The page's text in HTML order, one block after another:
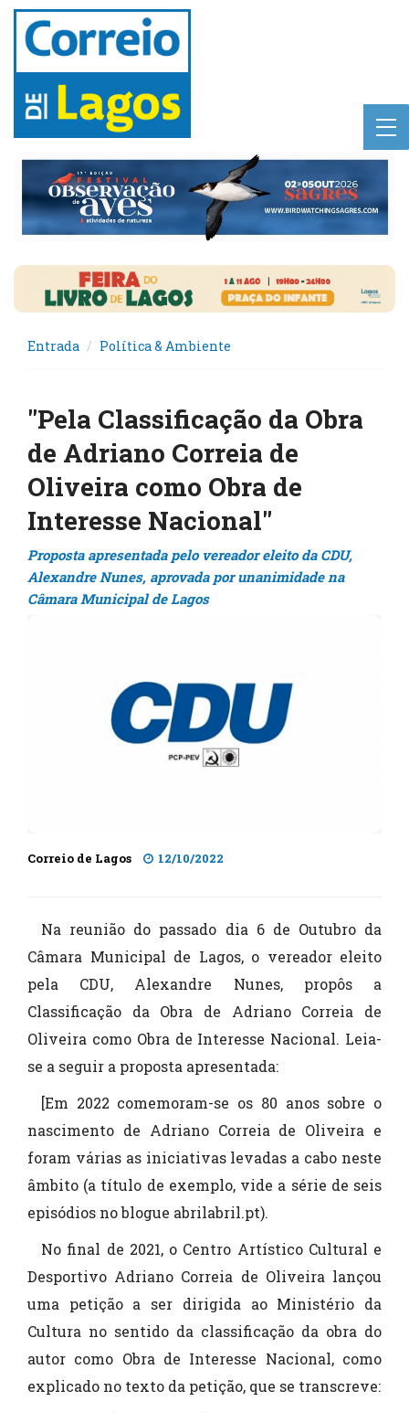
Entrada Política & Ambiente
"Pela Classificação da Obra
de Adriano Correia de
Oliveira como Obra de
Interesse Nacional"
Proposta apresentada pelo vereador eleito da CDU,
Alexandre Nunes, aprovada por unanimidade na
Câmara Municipal de Lagos
Correio de Lagos 12/10/2022
Na reunião do passado dia 6 de Outubro da
Câmara Municipal de Lagos, o vereador eleito
pela CDU, Alexandre Nunes, propôs a
Classificação da Obra de Adriano Correia de
Oliveira como Obra de Interesse Nacional. Leia-
se a seguir a proposta apresentada:
[Em 2022 comemoram-se os 80 anos sobre o
nascimento de Adriano Correia de Oliveira e
foram várias as iniciativas levadas a cabo neste
âmbito (a título de exemplo, vide a série de seis
episódios no blogue abrilabril.pt).
No final de 2021, o Centro Artístico Cultural e
Desportivo Adriano Correia de Oliveira lançou
uma petição a ser dirigida ao Ministério da
Cultura no sentido da classificação da obra do
autor como Obra de Interesse Nacional, como
explicado no texto da petição, que se transcreve: